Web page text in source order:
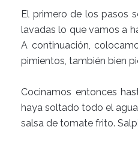
El primero de los pasos
lavadas lo que vamos a
A continuación,
pimientos, también bien
Cocinamos entonces
haya soltado todo el
salsa de tomate frito.